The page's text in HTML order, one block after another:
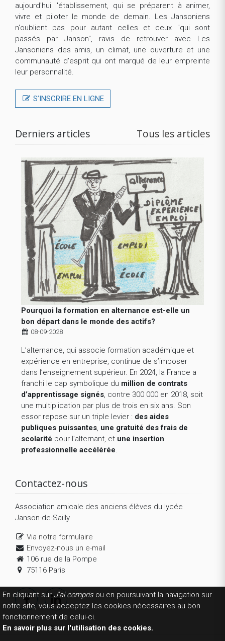
En cliquant sur J'ai comprisou en poursuivant la navigation sur
notre site, vous acceptez les cookies nécessaires au bon
fonctionnement de celui-ci.
En savoir plus sur l'utilisation des cookies.
aujourd'hui l'établissement, qui se préparent à animer,
vivre et piloter le monde de demain. Les Jansoniens
n'oublient pas pour autant celles et ceux "qui sont
passés par Janson", ravis de retrouver avec Les
Jansoniens des amis, un climat, une ouverture et une
communauté d'esprit qui ont marqué de leur empreinte
leur personnalité.
S’INSCRIRE EN LIGNE
Derniers articles Tous les articles
Pourquoi la formation en alternance est-elle un
bon départ dans le monde des actifs?
08-09-2028
L’alternance, qui associe formation académique et
expérience en entreprise, continue de s’imposer
dans l’enseignement supérieur. En 2024, la France a
franchi le cap symbolique du million de contrats
d’apprentissage signés, contre 300 000 en 2018, soit
une multiplication par plus de trois en six ans. Son
essor repose sur un triple levier : des aides
publiques puissantes, une gratuité des frais de
scolarité pour l’alternant, et une insertion
professionnelle accélérée.
Contactez-nous
Association amicale des anciens élèves du lycée
Janson-de-Sailly
Via notre formulaire
Envoyez-nous un e-mail
106 rue de la Pompe
75116 Paris